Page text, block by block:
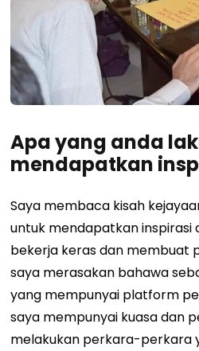
Apa yang anda
mendapatkan
Saya membaca kisah
untuk mendapatkan inspirasi
bekerja keras dan membuat
saya merasakan bahawa
yang mempunyai platform
saya mempunyai kuasa dan
melakukan perkara-perkara